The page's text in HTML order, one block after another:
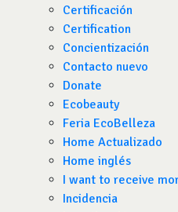
Certificación
Certification
Concientización
Contacto nuevo
Donate
Ecobeauty
Feria EcoBelleza
Home Actualizado
Home inglés
I want to receive
Incidencia